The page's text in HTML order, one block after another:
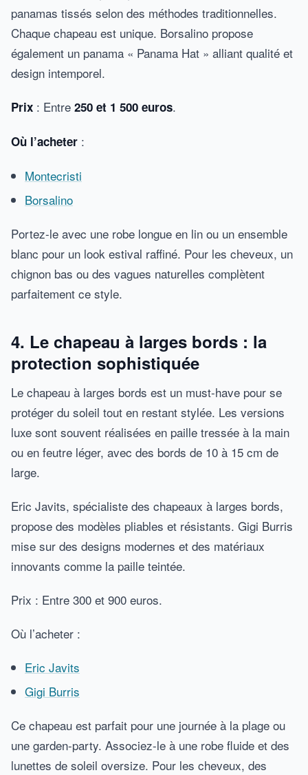
panamas tissés selon des méthodes traditionnelles.
Chaque chapeau est unique. Borsalino propose
également un panama « Panama Hat » alliant qualité et
design intemporel.
Prix : Entre 250 et 1 500 euros.
Où l’acheter :
Montecristi
Borsalino
Portez-le avec une robe longue en lin ou un ensemble
blanc pour un look estival raffiné. Pour les cheveux, un
chignon bas ou des vagues naturelles complètent
parfaitement ce style.
4. Le chapeau à larges bords : la
protection sophistiquée
Le chapeau à larges bords est un must-have pour se
protéger du soleil tout en restant stylée. Les versions
luxe sont souvent réalisées en paille tressée à la main
ou en feutre léger, avec des bords de 10 à 15 cm de
large.
Eric Javits, spécialiste des chapeaux à larges bords,
propose des modèles pliables et résistants. Gigi Burris
mise sur des designs modernes et des matériaux
innovants comme la paille teintée.
Prix : Entre 300 et 900 euros.
Où l’acheter :
Eric Javits
Gigi Burris
Ce chapeau est parfait pour une journée à la plage ou
une garden-party. Associez-le à une robe fluide et des
lunettes de soleil oversize. Pour les cheveux, des